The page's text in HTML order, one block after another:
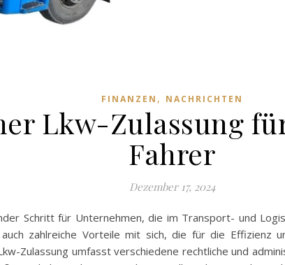
FINANZEN , NACHRICHTEN
Lkw-Zulassung
Fahrer
Dezember 17, 2024
Schritt für Unternehmen, die im Transport- und
zahlreiche Vorteile mit sich, die für die Effizienz
Zulassung umfasst verschiedene rechtliche und